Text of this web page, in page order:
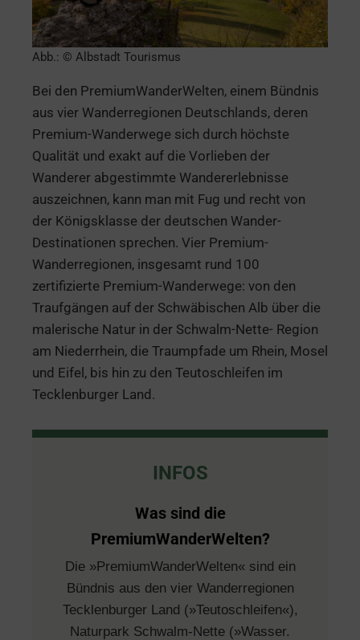
Abb.: © Albstadt Tourismus
Bei den PremiumWanderWelten, einem Bündnis
aus vier Wanderregionen Deutschlands, deren
Premium-Wanderwege sich durch höchste
Qualität und exakt auf die Vorlieben der
Wanderer abgestimmte Wandererlebnisse
auszeichnen, kann man mit Fug und recht von
der Königsklasse der deutschen Wander-
Destinationen sprechen. Vier Premium-
Wanderregionen, insgesamt rund 100
zertifizierte Premium-Wanderwege: von den
Traufgängen auf der Schwäbischen Alb über die
malerische Natur in der Schwalm-Nette- Region
am Niederrhein, die Traumpfade um Rhein, Mosel
und Eifel, bis hin zu den Teutoschleifen im
Tecklenburger Land.
INFOS
Was sind die
PremiumWanderWelten?
Die »PremiumWanderWelten« sind ein
Bündnis aus den vier Wanderregionen
Tecklenburger Land (»Teutoschleifen«),
Naturpark Schwalm-Nette (»Wasser.